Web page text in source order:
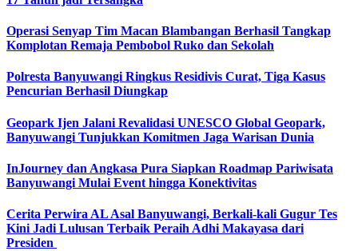
Operasi Senyap Tim Macan Blambangan Berhasil Tangkap
Komplotan Remaja Pembobol Ruko dan Sekolah
Polresta Banyuwangi Ringkus Residivis Curat, Tiga Kasus
Pencurian Berhasil Diungkap
Geopark Ijen Jalani Revalidasi UNESCO Global Geopark,
Banyuwangi Tunjukkan Komitmen Jaga Warisan Dunia
InJourney dan Angkasa Pura Siapkan Roadmap Pariwisata
Banyuwangi Mulai Event hingga Konektivitas
Cerita Perwira AL Asal Banyuwangi, Berkali-kali Gugur Tes
Kini Jadi Lulusan Terbaik Peraih Adhi Makayasa dari
Presiden